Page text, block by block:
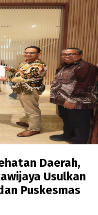
Daerah,
Usulkan
Puskesmas